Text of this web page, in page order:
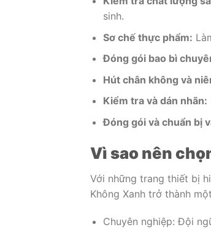
sinh.
Sơ chế thực phẩm:
Đóng gói bao bì
Hút chân không và
Kiểm tra và dán nhãn:
Đóng gói và chuẩn bị
Vì sao nên
Với những trang thiết bị
Không Xanh trở thành
Chuyên nghiệp: Đội